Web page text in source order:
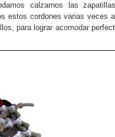
calzarnos las
estos cordones varias veces
para lograr acomodar